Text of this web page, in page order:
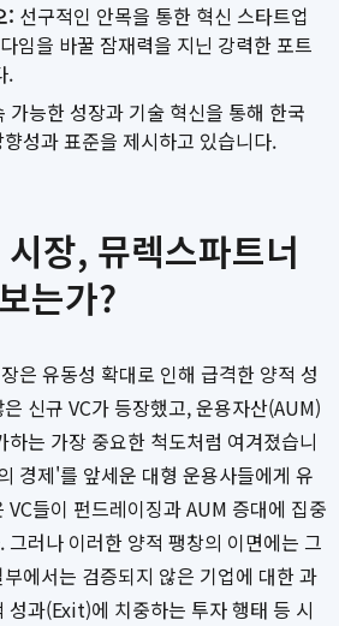
: 선구적인 안목을 통한 혁신 스타트업
임을 바꿀 잠재력을 지닌 강력한 포트
.
가능한 성장과 기술 혁신을 통해 한국
성과 표준을 제시하고 있습니다.
장, 뮤렉스파트너
는가?
은 유동성 확대로 인해 급격한 양적 성
신규 VC가 등장했고, 운용자산(AUM)
하는 가장 중요한 척도처럼 여겨졌습니
경제'를 앞세운 대형 운용사들에게 유
VC들이 펀드레이징과 AUM 증대에 집중
그러나 이러한 양적 팽창의 이면에는 그
에서는 검증되지 않은 기업에 대한 과
성과(Exit)에 치중하는 투자 행태 등 시